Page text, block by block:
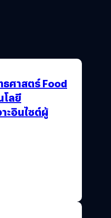
ธศาสตร์ Food
โลยี
ะอินไซต์ผู้